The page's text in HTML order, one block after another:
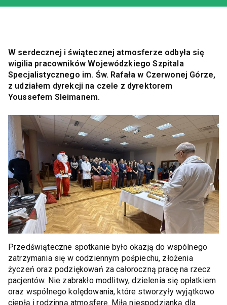
W serdecznej i świątecznej atmosferze odbyła się
wigilia pracowników Wojewódzkiego Szpitala
Specjalistycznego im. Św. Rafała w Czerwonej Górze,
z udziałem dyrekcji na czele z dyrektorem
Youssefem Sleimanem.
Przedświąteczne spotkanie było okazją do wspólnego
zatrzymania się w codziennym pośpiechu, złożenia
życzeń oraz podziękowań za całoroczną pracę na rzecz
pacjentów. Nie zabrakło modlitwy, dzielenia się opłatkiem
oraz wspólnego kolędowania, które stworzyły wyjątkowo
ciepłą i rodzinną atmosferę. Miłą niespodzianką dla